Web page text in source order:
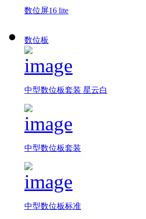
数位屏16 lite
数位板
中型数位板套装 星云白
中型数位板套装
中型数位板标准